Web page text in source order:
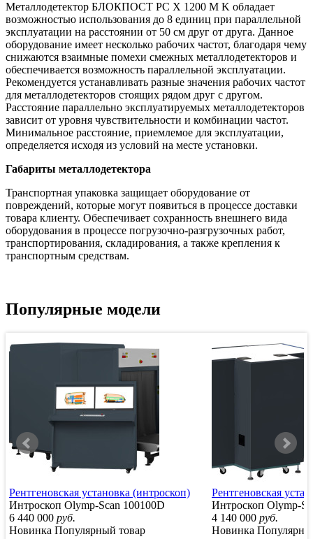
Металлодетектор БЛОКПОСТ РС X 1200 M K обладает
возможностью использования до 8 единиц при параллельной
эксплуатации на расстоянии от 50 см друг от друга. Данное
оборудование имеет несколько рабочих частот, благодаря чему
снижаются взаимные помехи смежных металлодетекторов и
обеспечивается возможность параллельной эксплуатации.
Рекомендуется устанавливать разные значения рабочих частот
для металлодетекторов стоящих рядом друг с другом.
Расстояние параллельно эксплуатируемых металлодетекторов
зависит от уровня чувствительности и комбинации частот.
Минимальное расстояние, приемлемое для эксплуатации,
определяется исходя из условий на месте установки.
Габариты металлодетектора
Транспортная упаковка защищает оборудование от
повреждений, которые могут появиться в процессе доставки
товара клиенту. Обеспечивает сохранность внешнего вида
оборудования в процессе погрузочно-разгрузочных работ,
транспортирования, складирования, а также крепления к
транспортным средствам.
Популярные модели
Рентгеновская установка (интроскоп)
Интроскоп Olymp-Scan 100100D
6 440 000 руб.
Новинка Популярный товар
Рентгеновская
Интроскоп Olymp-
4 140 000 руб.
Новинка